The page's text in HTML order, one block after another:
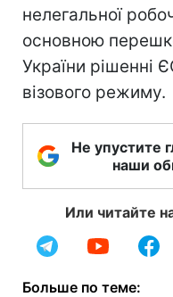
нелегальної
основною
України рішенні
візового режиму.
Не упустите
наши
Или читайте
Больше по теме: